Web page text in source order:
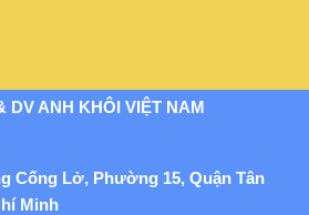
DV ANH KHÔI VIỆT NAM
Cống Lở, Phường 15, Quận Tân
Minh